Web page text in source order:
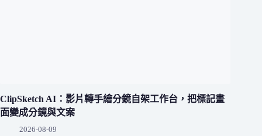
ClipSketch AI：影片轉手繪分鏡自架工作台，把標記畫
面變成分鏡與文案
2026-08-09